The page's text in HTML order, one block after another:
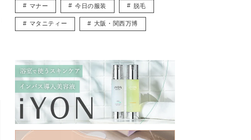
マナー 今日の服装 脱毛
マタニティー 大阪・関西万博